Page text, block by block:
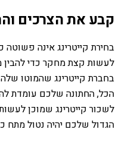
קבע את הצרכים
בחירת קייטרינג אינה
לעשות קצת מחקר כדי להבין
בחברת קייטרינג שהמוטו
הכל, החתונה שלכם עומדת
לשכור קייטרינג שמוכן
הגדול שלכם יהיה נטול מתח